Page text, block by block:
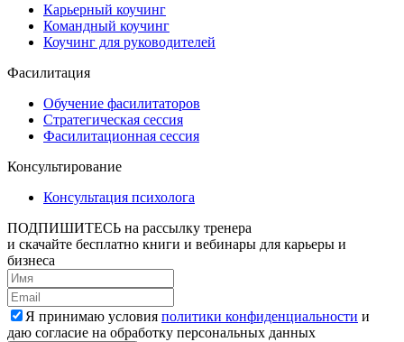
Карьерный коучинг
Командный коучинг
Коучинг для руководителей
Фасилитация
Обучение фасилитаторов
Стратегическая сессия
Фасилитационная сессия
Консультирование
Консультация психолога
ПОДПИШИТЕСЬ на рассылку тренера
и скачайте бесплатно книги и вебинары для карьеры и
бизнеса
Я принимаю условия политики конфиденциальности и
даю согласие на обработку персональных данных